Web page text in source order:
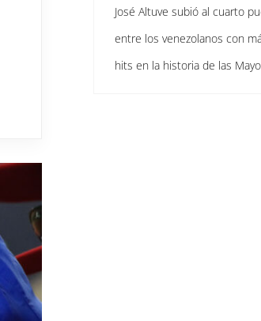
José Altuve subió al cuarto
entre los venezolanos con
hits en la historia de las